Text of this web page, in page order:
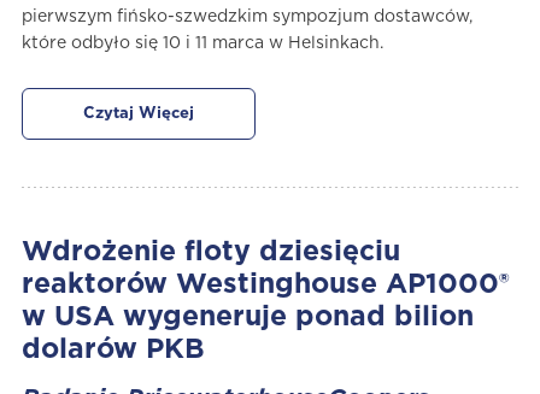
pierwszym fińsko-szwedzkim sympozjum dostawców,
które odbyło się 10 i 11 marca w Helsinkach.
Czytaj Więcej
Wdrożenie floty dziesięciu
reaktorów Westinghouse AP1000®
w USA wygeneruje ponad bilion
dolarów PKB